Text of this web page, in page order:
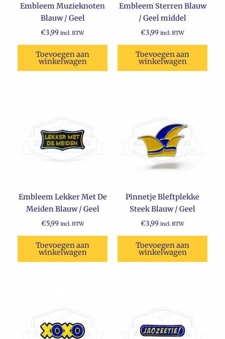
Embleem Muzieknoten
Blauw / Geel
€3,99 incl. BTW
Toevoegen aan
winkelwagen
Embleem Sterren Blauw
/ Geel middel
€3,99 incl. BTW
Toevoegen aan
winkelwagen
Embleem Lekker Met De
Meiden Blauw / Geel
€5,99 incl. BTW
Toevoegen aan
winkelwagen
Pinnetje Bleftplekke
Steek Blauw / Geel
€3,99 incl. BTW
Toevoegen aan
winkelwagen